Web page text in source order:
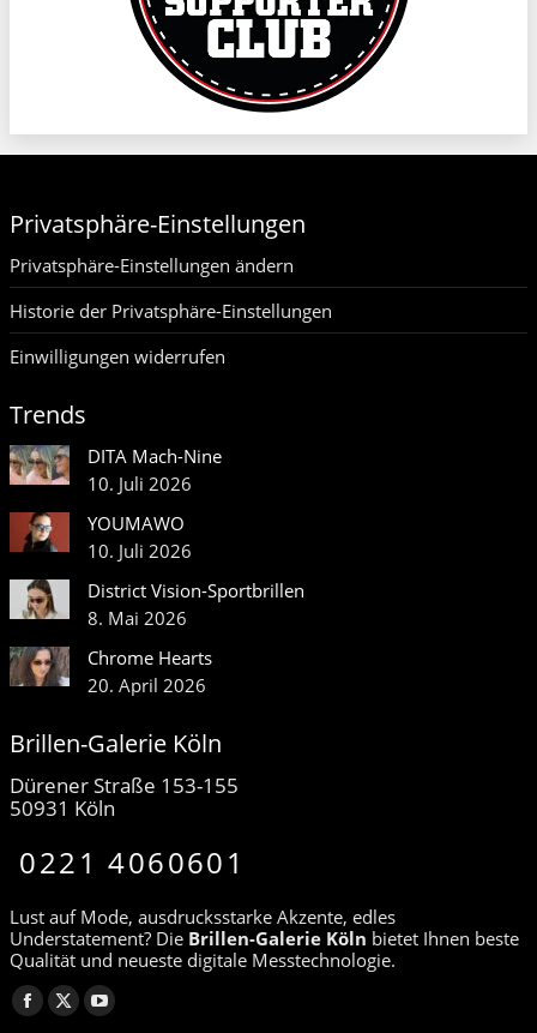
Privatsphäre-Einstellungen
Privatsphäre-Einstellungen ändern
Historie der Privatsphäre-Einstellungen
Einwilligungen widerrufen
Trends
DITA Mach-Nine
10. Juli 2026
YOUMAWO
10. Juli 2026
District Vision-Sportbrillen
8. Mai 2026
Chrome Hearts
20. April 2026
Brillen-Galerie Köln
Dürener Straße 153-155
50931 Köln
0221 4060601
Lust auf Mode, ausdrucksstarke Akzente, edles
Understatement? Die Brillen-Galerie Köln bietet Ihnen beste
Qualität und neueste digitale Messtechnologie.
Finden Sie uns auf:
Facebook
X YouTube